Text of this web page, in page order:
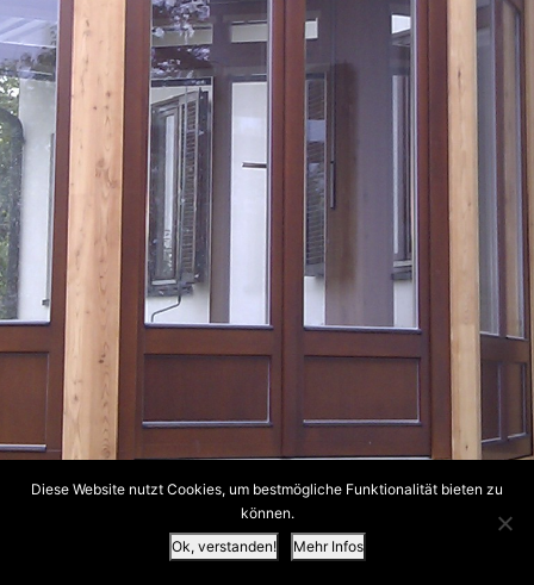
Diese Website nutzt Cookies, um bestmögliche Funktionalität bieten zu
können.
Ok, verstanden!
Mehr Infos